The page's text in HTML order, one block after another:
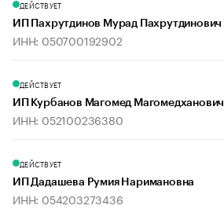
ДЕЙСТВУЕТ
ИП Пахрутдинов Мурад Пахрутдинович
ИНН: 050700192902
ДЕЙСТВУЕТ
ИП Курбанов Магомед Магомедханович
ИНН: 052100236380
ДЕЙСТВУЕТ
ИП Дадашева Румия Наримановна
ИНН: 054203273436